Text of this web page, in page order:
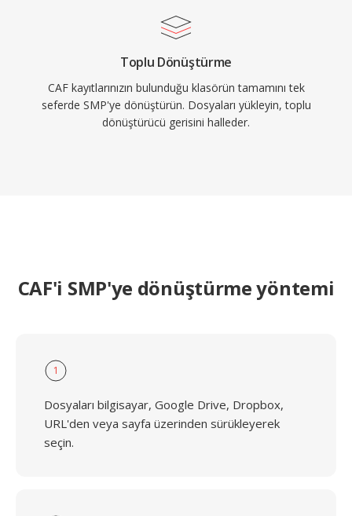
Toplu Dönüştürme
CAF kayıtlarınızın bulunduğu klasörün tamamını tek
seferde SMP'ye dönüştürün. Dosyaları yükleyin, toplu
dönüştürücü gerisini halleder.
CAF'i SMP'ye dönüştürme yöntemi
1
Dosyaları bilgisayar, Google Drive, Dropbox,
URL'den veya sayfa üzerinden sürükleyerek
seçin.